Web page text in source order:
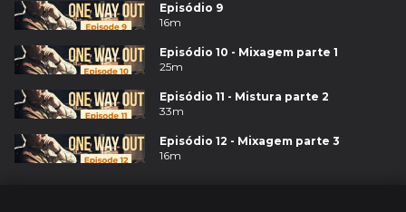
Episódio 9
16m
Episódio 10 - Mixagem parte 1
25m
Episódio 11 - Mistura parte 2
33m
Episódio 12 - Mixagem parte 3
16m